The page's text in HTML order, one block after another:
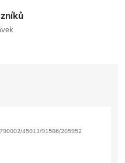
790002/45013/91586/205952